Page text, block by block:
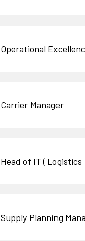
Operational
Carrier Manager
Head of IT ( Logistics
Supply Planning